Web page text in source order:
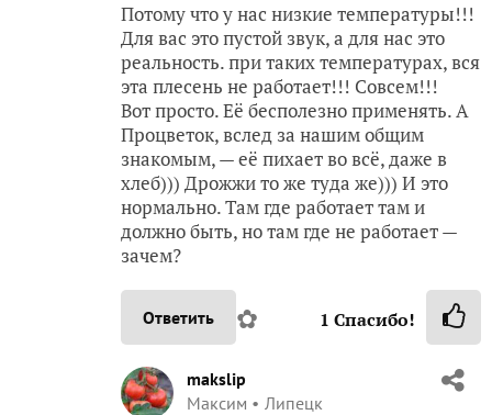
Потому что у нас низкие температуры!!!
Для вас это пустой звук, а для нас это
реальность. при таких температурах, вся
эта плесень не работает!!! Совсем!!!
Вот просто. Её бесполезно применять. А
Процветок, вслед за нашим общим
знакомым, — её пихает во всё, даже в
хлеб))) Дрожжи то же туда же))) И это
нормально. Там где работает там и
должно быть, но там где не работает —
зачем?
Ответить ✿ 1 Спасибо!
makslip
Максим
Липецк